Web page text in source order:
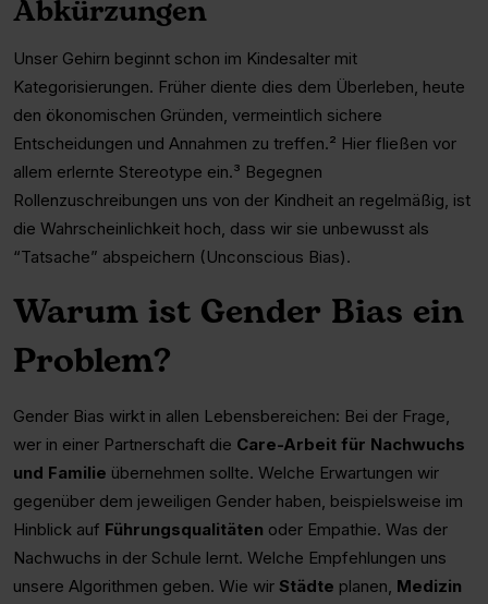
Abkürzungen
Unser Gehirn beginnt schon im Kindesalter mit
Kategorisierungen. Früher diente dies dem Überleben, heute
den ökonomischen Gründen, vermeintlich sichere
Entscheidungen und Annahmen zu treffen.² Hier fließen vor
allem erlernte Stereotype ein.³ Begegnen
Rollenzuschreibungen uns von der Kindheit an regelmäßig, ist
die Wahrscheinlichkeit hoch, dass wir sie unbewusst als
“Tatsache” abspeichern (Unconscious Bias).
Warum ist Gender Bias ein
Problem?
Gender Bias wirkt in allen Lebensbereichen: Bei der Frage,
wer in einer Partnerschaft die Care-Arbeit für Nachwuchs
und Familie übernehmen sollte. Welche Erwartungen wir
gegenüber dem jeweiligen Gender haben, beispielsweise im
Hinblick auf Führungsqualitäten oder Empathie. Was der
Nachwuchs in der Schule lernt. Welche Empfehlungen uns
unsere Algorithmen geben. Wie wir Städte planen, Medizin